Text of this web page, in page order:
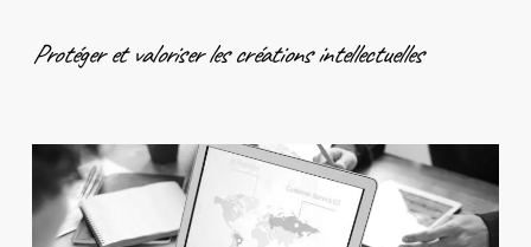
Protéger et valoriser les créations intellectuelles